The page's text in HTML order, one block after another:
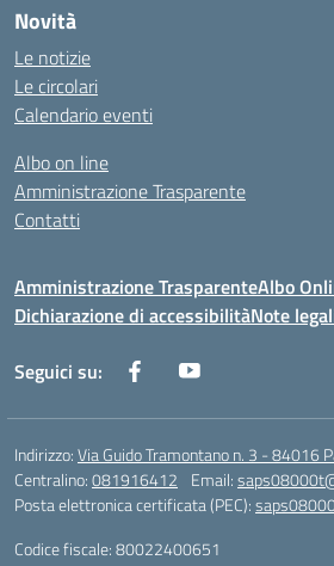
Novità
Le notizie
Le circolari
Calendario eventi
Albo on line
Amministrazione Trasparente
Contatti
Amministrazione TrasparenteAlbo
Dichiarazione di accessibilitàNote
Seguici su:
Indirizzo:Via Guido Tramontano n. 3 - 84016
Centralino:081916412 Email:
Posta elettronica certificata (PEC):
Codice fiscale: 80022400651